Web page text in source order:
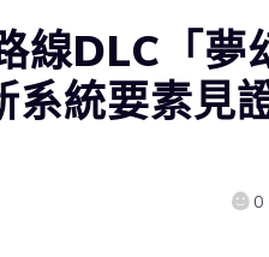
線DLC「夢
系統要素見
0